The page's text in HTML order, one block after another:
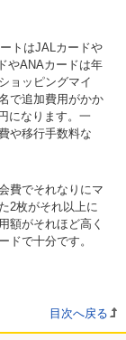
トはJALカードや
やANAカードは年
ョッピングマイ
で追加費用がかか
になります。一
や移行手数料な
費でそれなりにマ
2枚がそれ以上に
額がそれほど高く
ドで十分です。
目次へ戻る